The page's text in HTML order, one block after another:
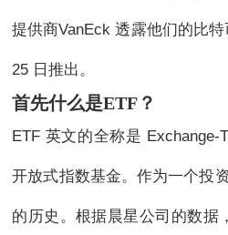
提供商VanEck 透露他们的比
25 日推出。
首先什么是ETF？
ETF 英文的全称是 Exchange-
开放式指数基金。作为一个投
的历史。根据晨星公司的数据